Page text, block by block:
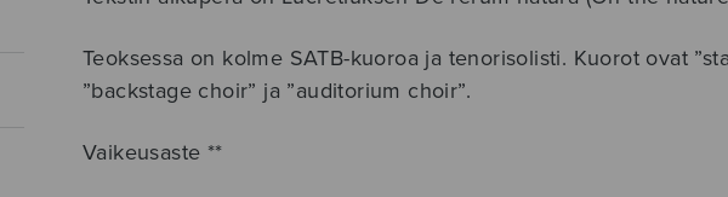
Teoksessa on kolme SATB-kuoroa ja tenorisolisti. Kuorot ovat
”backstage choir” ja ”auditorium choir”.
Vaikeusaste **